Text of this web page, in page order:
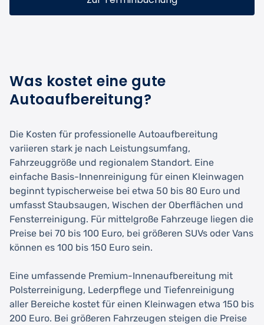
Was kostet eine gute
Autoaufbereitung?
Die Kosten für professionelle Autoaufbereitung
variieren stark je nach Leistungsumfang,
Fahrzeuggröße und regionalem Standort. Eine
einfache Basis-Innenreinigung für einen Kleinwagen
beginnt typischerweise bei etwa 50 bis 80 Euro und
umfasst Staubsaugen, Wischen der Oberflächen und
Fensterreinigung. Für mittelgroße Fahrzeuge liegen die
Preise bei 70 bis 100 Euro, bei größeren SUVs oder Vans
können es 100 bis 150 Euro sein.
Eine umfassende Premium-Innenaufbereitung mit
Polsterreinigung, Lederpflege und Tiefenreinigung
aller Bereiche kostet für einen Kleinwagen etwa 150 bis
200 Euro. Bei größeren Fahrzeugen steigen die Preise